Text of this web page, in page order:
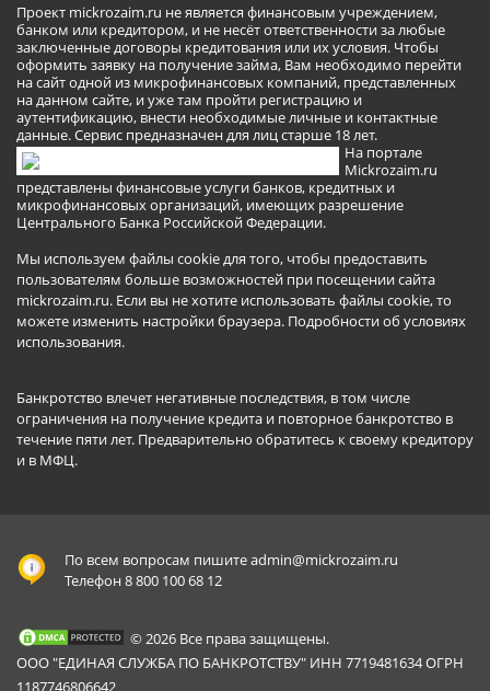
Проект mickrozaim.ru не является финансовым учреждением,
банком или кредитором, и не несёт ответственности за любые
заключенные договоры кредитования или их условия. Чтобы
оформить заявку на получение займа, Вам необходимо перейти
на сайт одной из микрофинансовых компаний, представленных
на данном сайте, и уже там пройти регистрацию и
аутентификацию, внести необходимые личные и контактные
данные. Сервис предназначен для лиц старше 18 лет.
На портале
Mickrozaim.ru
представлены финансовые услуги банков, кредитных и
микрофинансовых организаций, имеющих разрешение
Центрального Банка Российской Федерации.
Мы используем файлы cookie для того, чтобы предоставить
пользователям больше возможностей при посещении сайта
mickrozaim.ru. Если вы не хотите использовать файлы cookie, то
можете изменить настройки браузера. Подробности об условиях
использования.
Банкротство влечет негативные последствия, в том числе
ограничения на получение кредита и повторное банкротство в
течение пяти лет. Предварительно обратитесь к своему кредитору
и в МФЦ.
По всем вопросам пишитеadmin@mickrozaim.ru
Телефон 8 800 100 68 12
© 2026 Все права защищены.
ООО "ЕДИНАЯ СЛУЖБА ПО БАНКРОТСТВУ" ИНН 7719481634 ОГРН
1187746806642